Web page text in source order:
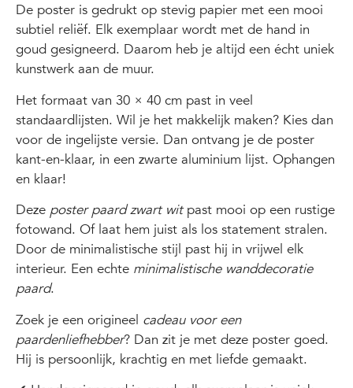
De poster is gedrukt op stevig papier met een mooi
subtiel reliëf. Elk exemplaar wordt met de hand in
goud gesigneerd. Daarom heb je altijd een écht uniek
kunstwerk aan de muur.
Het formaat van 30 × 40 cm past in veel
standaardlijsten. Wil je het makkelijk maken? Kies dan
voor de ingelijste versie. Dan ontvang je de poster
kant-en-klaar, in een zwarte aluminium lijst. Ophangen
en klaar!
Deze poster paard zwart witpast mooi op een rustige
fotowand. Of laat hem juist als los statement stralen.
Door de minimalistische stijl past hij in vrijwel elk
interieur. Een echte minimalistische wanddecoratie
paard.
Zoek je een origineel cadeau voor een
paardenliefhebber? Dan zit je met deze poster goed.
Hij is persoonlijk, krachtig en met liefde gemaakt.